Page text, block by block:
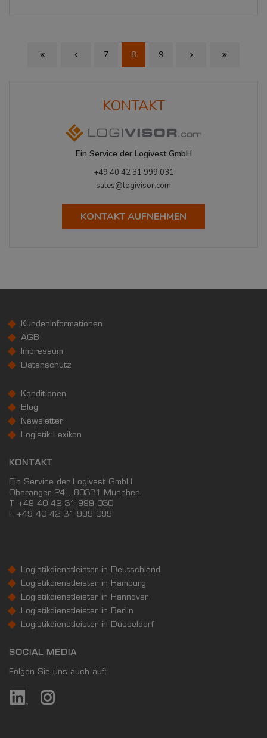
First Page Previous Page
7 8 9 Next PageLast Page
KONTAKT
Ein Service der Logivest GmbH
+49 40 42 31 999 031
sales@logivisor.com
KONTAKT AUFNEHMEN
KundenInformationen
AGB
Impressum
Datenschutz
Konditionen
Blog
Newsletter
Logistik Lexikon
KONTAKT
Ein Service der Logivest GmbH
Oberanger 24 . 80331 München
T +49 40 42 31 999 030
F +49 40 42 31 999 099
Logistikdienstleister in Deutschland
Logistikdienstleister in Hamburg
Logistikdienstleister in Hannover
Logistikdienstleister in Berlin
Logistikdienstleister in Düsseldorf
SOCIAL MEDIA
Folgen Sie uns auch auf: